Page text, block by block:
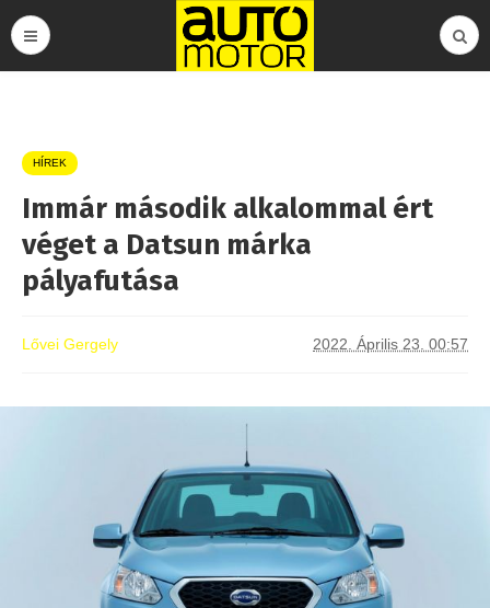
HÍREK
Immár második alkalommal ért
véget a Datsun márka
pályafutása
Lővei Gergely 2022. Április 23. 00:57